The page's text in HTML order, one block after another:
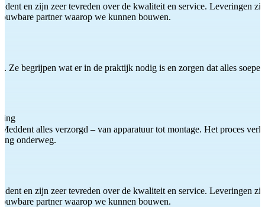
en zijn zeer tevreden over de kwaliteit en service. Leveringen
partner waarop we kunnen bouwen.
Ze begrijpen wat er in de praktijk nodig is en zorgen dat alles
alles verzorgd – van apparatuur tot montage. Het proces
onderweg.
en zijn zeer tevreden over de kwaliteit en service. Leveringen
partner waarop we kunnen bouwen.